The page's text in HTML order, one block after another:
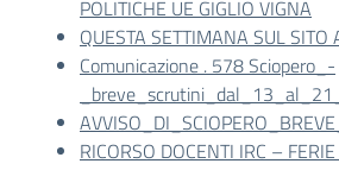
POLITICHE UE GIGLIO VIGNA
QUESTA SETTIMANA SUL SITO
Comunicazione . 578 Sciopero_-
RICORSO DOCENTI IRC –